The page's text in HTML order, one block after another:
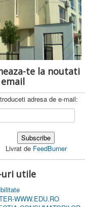
te la noutati
adresa de e-mail:
Livrat de FeedBurner
uri utile
WWW.EDU.RO